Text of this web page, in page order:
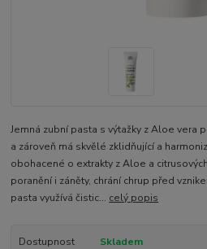
Jemná zubní pasta s výtažky z Aloe vera
a zároveň má skvělé zklidňující a
obohacené o extrakty z Aloe a
poranění i záněty, chrání chrup před
pasta využívá čistic... celý popis
Dostupnost Skladem